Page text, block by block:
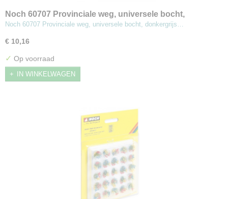
Noch 60707 Provinciale weg, universele bocht,
donkergrijs
Noch 60707 Provinciale weg, universele bocht, donkergrijs…
€ 10,16
✓ Op voorraad
IN WINKELWAGEN